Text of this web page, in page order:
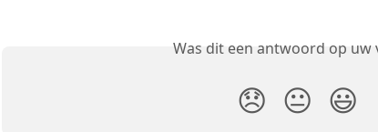
Was dit een antwoord op uw
😞 😐 😃